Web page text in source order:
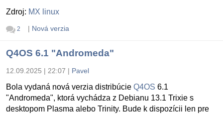
Zdroj: MX linux
2 | Nová verzia
Q4OS 6.1 "Andromeda"
12.09.2025 | 22:07 | Pavel
Bola vydaná nová verzia distribúcie Q4OS 6.1
"Andromeda", ktorá vychádza z Debianu 13.1 Trixie s
desktopom Plasma alebo Trinity. Bude k dispozícii len pre